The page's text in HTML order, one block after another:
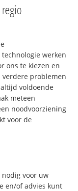
werken
ons te kiezen en
verdere problemen
voldoende
meteen
noodvoorziening
voor de
voor uw
en/of advies kunt